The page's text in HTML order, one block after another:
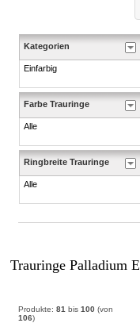
Kategorien
Einfarbig
Farbe Trauringe
Alle
Ringbreite Trauringe
Alle
Trauringe Palladium
Produkte:81 bis100 (von
106)